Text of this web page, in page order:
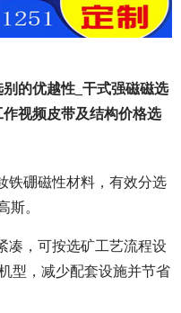
的优越性_干式强磁磁选
视频皮带及结构价格选
铁硼磁性材料，有效分选
斯。
凑，可按选矿工艺流程设
型，减少配套设施并节省